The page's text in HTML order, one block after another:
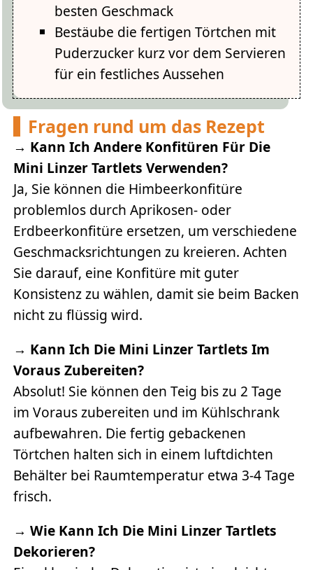
besten Geschmack
Bestäube die fertigen Törtchen mit
Puderzucker kurz vor dem Servieren
für ein festliches Aussehen
Fragen rund um das Rezept
→ Kann Ich Andere Konfitüren Für Die
Mini Linzer Tartlets Verwenden?
Ja, Sie können die Himbeerkonfitüre
problemlos durch Aprikosen- oder
Erdbeerkonfitüre ersetzen, um verschiedene
Geschmacksrichtungen zu kreieren. Achten
Sie darauf, eine Konfitüre mit guter
Konsistenz zu wählen, damit sie beim Backen
nicht zu flüssig wird.
→ Kann Ich Die Mini Linzer Tartlets Im
Voraus Zubereiten?
Absolut! Sie können den Teig bis zu 2 Tage
im Voraus zubereiten und im Kühlschrank
aufbewahren. Die fertig gebackenen
Törtchen halten sich in einem luftdichten
Behälter bei Raumtemperatur etwa 3-4 Tage
frisch.
→Wie Kann Ich Die Mini Linzer Tartlets
Dekorieren?